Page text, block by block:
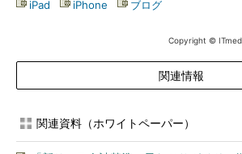
iPad iPhone ブログ
Copyright ©
関連情報
関連資料（ホワイトペーパー）